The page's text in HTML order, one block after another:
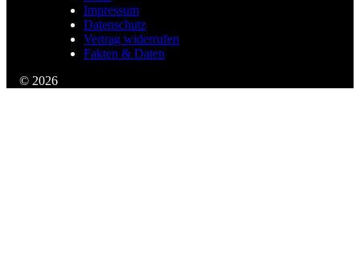
Impressum
Datenschutz
Vertrag widerrufen
Fakten & Daten
© 2026